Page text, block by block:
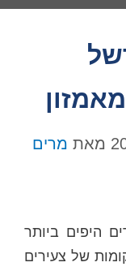
מאת מרים
היפים ביותר
של צעירים